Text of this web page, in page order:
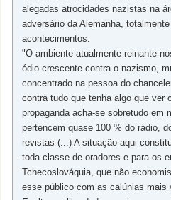
alegadas atrocidades nazistas na
adversário da Alemanha,
acontecimentos:
"O ambiente atualmente reinante
ódio crescente contra o nazismo,
concentrado na pessoa do
contra tudo que tenha algo que ver
propaganda acha-se sobretudo em
pertencem quase 100 % do rádio,
revistas (...) A situação aqui
toda classe de oradores e para os
Tchecoslováquia, que não
esse público com as calúnias mais